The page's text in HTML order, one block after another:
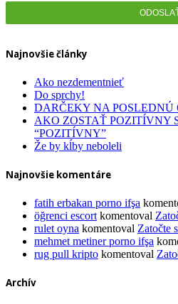
Najnovšie články
Ako nezdementnieť
Do sprchy!
DARČEKY NA
AKO ZOSTAŤ POZITÍVNY
“POZITÍVNY”
Že by kĺby neboleli
Najnovšie komentáre
fatih erbakan porno ifşa
öğrenci escort komentoval
rulet oyna komentoval Zatočte
mehmet metiner porno ifşa
rug pull kripto komentoval
Archív